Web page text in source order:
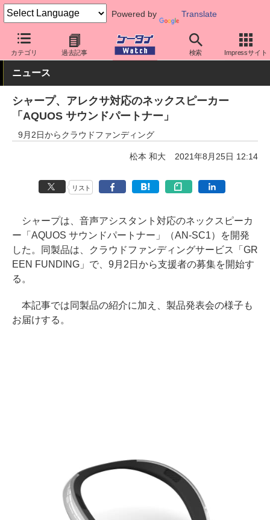
Powered by Translate
カテゴリ 過去記事 検索 Impressサイト
ケータイ Watch 周辺機器/アクセサリー オーディオ
ニュース
シャープ、アレクサ対応のネックスピーカー
「AQUOS サウンドパートナー」
9月2日からクラウドファンディング
松本 和大 2021年8月25日 12:14
リスト
シャープは、音声アシスタント対応のネックスピーカ
ー「AQUOS サウンドパートナー」（AN-SC1）を開発
した。同製品は、クラウドファンディングサービス「GR
EEN FUNDING」で、9月2日から支援者の募集を開始す
る。
本記事では同製品の紹介に加え、製品発表会の様子も
お届けする。